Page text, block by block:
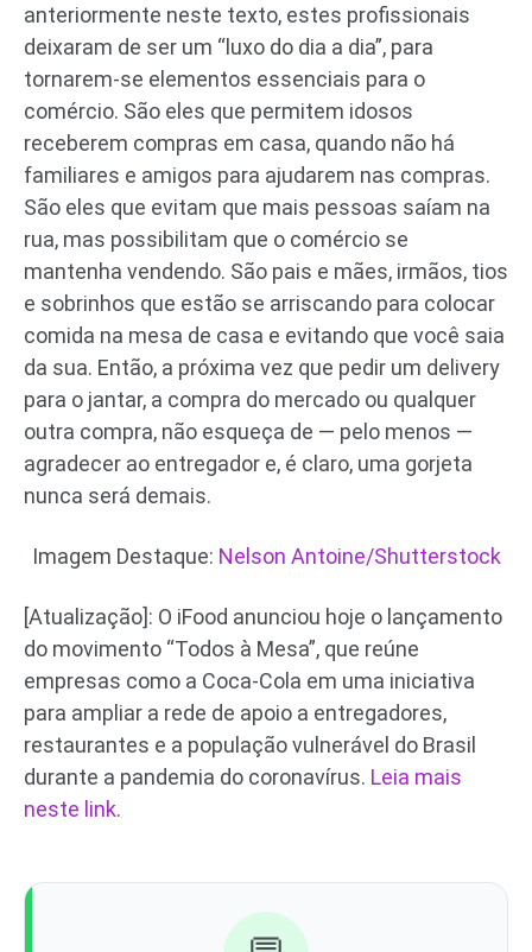
anteriormente neste texto, estes profissionais
deixaram de ser um “luxo do dia a dia”, para
tornarem-se elementos essenciais para o
comércio. São eles que permitem idosos
receberem compras em casa, quando não há
familiares e amigos para ajudarem nas compras.
São eles que evitam que mais pessoas saíam na
rua, mas possibilitam que o comércio se
mantenha vendendo. São pais e mães, irmãos, tios
e sobrinhos que estão se arriscando para colocar
comida na mesa de casa e evitando que você saia
da sua. Então, a próxima vez que pedir um delivery
para o jantar, a compra do mercado ou qualquer
outra compra, não esqueça de — pelo menos —
agradecer ao entregador e, é claro, uma gorjeta
nunca será demais.
Imagem Destaque: Nelson Antoine/Shutterstock
[Atualização]: O iFood anunciou hoje o lançamento
do movimento “Todos à Mesa”, que reúne
empresas como a Coca-Cola em uma iniciativa
para ampliar a rede de apoio a entregadores,
restaurantes e a população vulnerável do Brasil
durante a pandemia do coronavírus. Leia mais
neste link.